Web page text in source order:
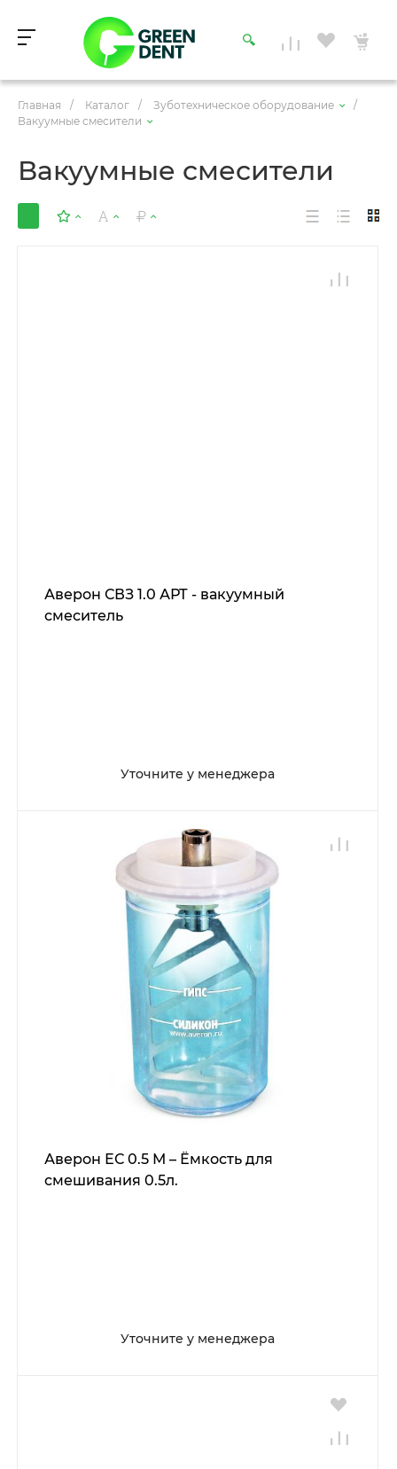
Главная / Каталог / Зуботехническое оборудование
/
Вакуумные смесители
Вакуумные смесители
Аверон СВЗ 1.0 АРТ - вакуумный
смеситель
Уточните у менеджера
Аверон ЕС 0.5 М – Ёмкость для
смешивания 0.5л.
Уточните у менеджера